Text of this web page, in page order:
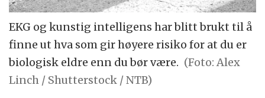
EKG og kunstig intelligens har blitt brukt til å
finne ut hva som gir høyere risiko for at du er
biologisk eldre enn du bør være. (Foto: Alex
Linch / Shutterstock / NTB)